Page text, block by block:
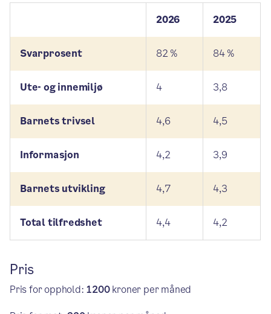
2026 2025
Svarprosent 82 % 84 %
Ute- og innemiljø 4 3,8
Barnets trivsel 4,6 4,5
Informasjon 4,2 3,9
Barnets utvikling 4,7 4,3
Total tilfredshet 4,4 4,2
Pris
Pris for opphold: 1200kroner per måned